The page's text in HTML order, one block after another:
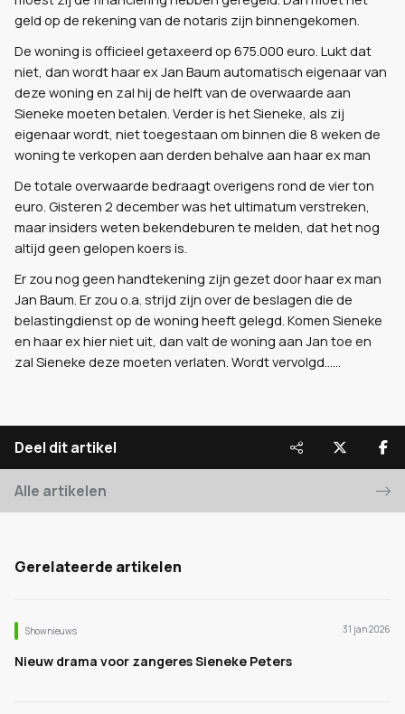
geld op de rekening van de notaris zijn binnengekomen.
De woning is officieel getaxeerd op 675.000 euro. Lukt dat
niet, dan wordt haar ex Jan Baum automatisch eigenaar van
deze woning en zal hij de helft van de overwaarde aan
Sieneke moeten betalen. Verder is het Sieneke, als zij
eigenaar wordt, niet toegestaan om binnen die 8 weken de
woning te verkopen aan derden behalve aan haar ex man
De totale overwaarde bedraagt overigens rond de vier ton
euro. Gisteren 2 december was het ultimatum verstreken,
maar insiders weten bekendeburen te melden, dat het nog
altijd geen gelopen koers is.
Er zou nog geen handtekening zijn gezet door haar ex man
Jan Baum. Er zou o.a. strijd zijn over de beslagen die de
belastingdienst op de woning heeft gelegd. Komen Sieneke
en haar ex hier niet uit, dan valt de woning aan Jan toe en
zal Sieneke deze moeten verlaten. Wordt vervolgd……
Deel dit artikel
Alle artikelen
Gerelateerde artikelen
Shownieuws 31 jan 2026
Nieuw drama voor zangeres Sieneke Peters